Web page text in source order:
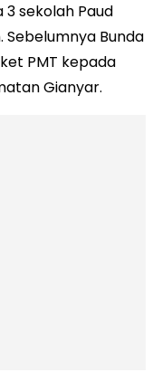
sekolah Paud
Sebelumnya Bunda
PMT kepada
Gianyar.